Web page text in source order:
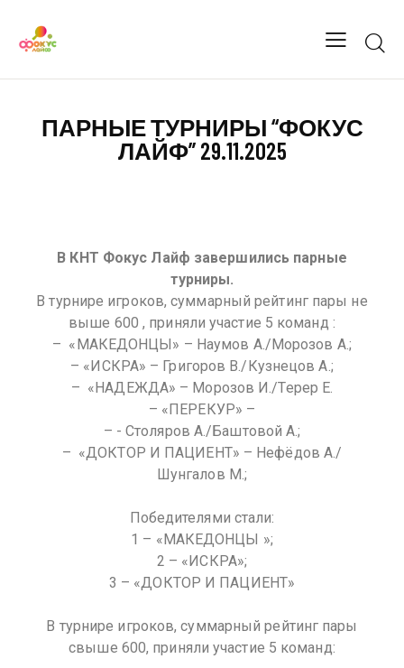
ПАРНЫЕ ТУРНИРЫ “ФОКУС
ЛАЙФ” 29.11.2025
В КНТ Фокус Лайф завершились парные
турниры.
В турнире игроков, суммарный рейтинг пары не
выше 600 , приняли участие 5 команд :
– ⁠ «МАКЕДОНЦЫ» – Наумов А./Морозов А.;
– «ИСКРА» – Григоров В./Кузнецов А.;
– ⁠ «НАДЕЖДА» – Морозов И./Терер Е.
– «ПЕРЕКУР» –
– ⁠- Столяров А./Баштовой А.;
– ⁠ «ДОКТОР И ПАЦИЕНТ» – Нефëдов А./
Шунгалов М.;
Победителями стали:
1 – «МАКЕДОНЦЫ »;
2 – «ИСКРА»;
3 – «ДОКТОР И ПАЦИЕНТ»
В турнире игроков, суммарный рейтинг пары
свыше 600, приняли участие 5 команд: